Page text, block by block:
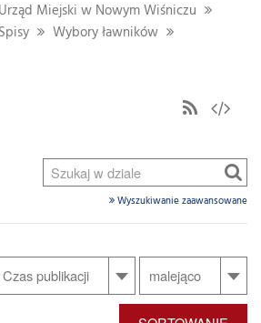
Miejski w Nowym Wiśniczu
Wybory ławników
Wyszukiwanie zaawansowane